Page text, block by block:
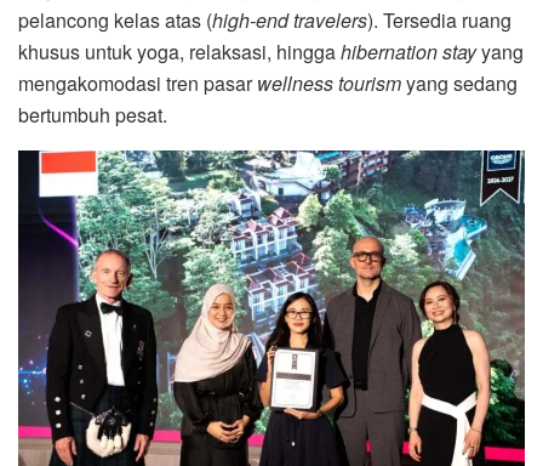
pelancong kelas atas (high-end travelers). Tersedia ruang
khusus untuk yoga, relaksasi, hinggahibernation stayyang
mengakomodasi tren pasarwellness tourismyang sedang
bertumbuh pesat.